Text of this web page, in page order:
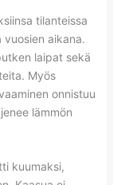
tilanteissa
aikana.
laipat sekä
Myös
onnistuu
lämmön
kuumaksi,